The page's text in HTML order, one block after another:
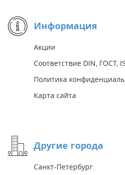
Информация
Акции
Соответствие DIN, ГОСТ,
Политика
Карта сайта
Другие города
Санкт-Петербург